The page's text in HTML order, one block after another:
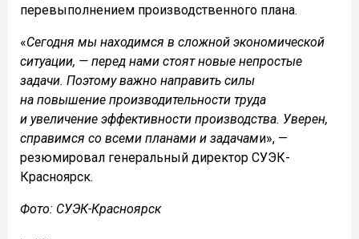
перевыполнением производственного плана.
«Сегодня мы находимся в сложной экономической
ситуации, — перед нами стоят новые непростые
задачи. Поэтому важно направить силы
на повышение производительности труда
и увеличение эффективности производства. Уверен,
справимся со всеми планами и задачами», —
резюмировал генеральный директор СУЭК-
Красноярск.
Фото: СУЭК-Красноярск